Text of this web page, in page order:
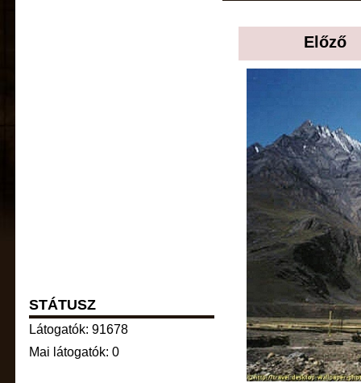
Előző
STÁTUSZ
Látogatók: 91678
Mai látogatók: 0